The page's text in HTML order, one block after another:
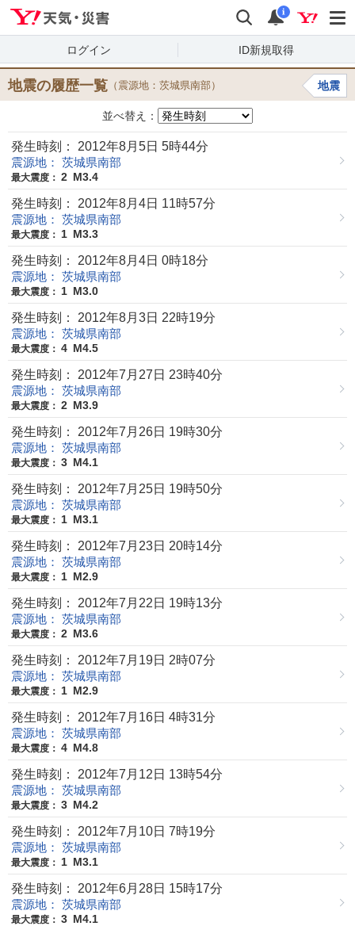
検索 通知
i
ログイン ID新規取得
地震の履歴一覧 （震源地：茨城県南部） 地震
並べ替え：
発生時刻： 2012年8月5日 5時44分
震源地： 茨城県南部
最大震度： 2 M3.4
発生時刻： 2012年8月4日 11時57分
震源地： 茨城県南部
最大震度： 1 M3.3
発生時刻： 2012年8月4日 0時18分
震源地： 茨城県南部
最大震度： 1 M3.0
発生時刻： 2012年8月3日 22時19分
震源地： 茨城県南部
最大震度： 4 M4.5
発生時刻： 2012年7月27日 23時40分
震源地： 茨城県南部
最大震度： 2 M3.9
発生時刻： 2012年7月26日 19時30分
震源地： 茨城県南部
最大震度： 3 M4.1
発生時刻： 2012年7月25日 19時50分
震源地： 茨城県南部
最大震度： 1 M3.1
発生時刻： 2012年7月23日 20時14分
震源地： 茨城県南部
最大震度： 1 M2.9
発生時刻： 2012年7月22日 19時13分
震源地： 茨城県南部
最大震度： 2 M3.6
発生時刻： 2012年7月19日 2時07分
震源地： 茨城県南部
最大震度： 1 M2.9
発生時刻： 2012年7月16日 4時31分
震源地： 茨城県南部
最大震度： 4 M4.8
発生時刻： 2012年7月12日 13時54分
震源地： 茨城県南部
最大震度： 3 M4.2
発生時刻： 2012年7月10日 7時19分
震源地： 茨城県南部
最大震度： 1 M3.1
発生時刻： 2012年6月28日 15時17分
震源地： 茨城県南部
最大震度： 3 M4.1